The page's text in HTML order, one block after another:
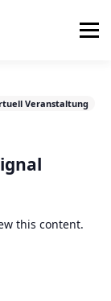
Menü
Veranstaltung
this content.